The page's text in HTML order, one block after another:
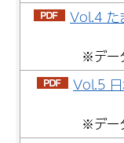
Vol.4 た
※デー
Vol.5 日
※デー